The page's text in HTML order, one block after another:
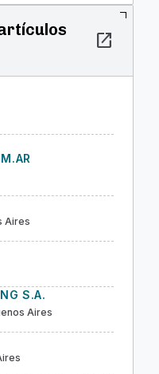
open_in_new
Aires
S.A.
Aires